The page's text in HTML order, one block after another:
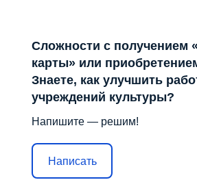
Сложности с получением
карты» или
Знаете, как улучшить
учреждений культуры?
Напишите — решим!
Написать